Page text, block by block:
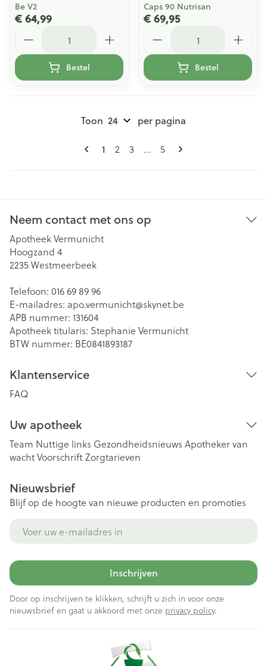
Be V2
€ 64,99
Bestel
Caps 90 Nutrisan
€ 69,95
Bestel
Pagina's
U lees momenteel pagina
1 Pagina
2 Pagina
3 ... Pagina
5
Toon per pagina
Neem contact met ons op
Apotheek Vermunicht
Hoogzand 4
2235Westmeerbeek
Telefoon: 016 69 89 96
E-mailadres: apo.vermunicht@skynet.be
APB nummer: 131604
Apotheek titularis: Stephanie Vermunicht
BTW nummer: BE0841893187
Klantenservice
FAQ
Uw apotheek
Team Nuttige links Gezondheidsnieuws Apotheker van
wachtVoorschriftZorgtarieven
Nieuwsbrief
Blijf op de hoogte van nieuwe producten en promoties
Inschrijven
Door op inschrijven te klikken, schrijft u zich in voor onze
nieuwsbrief en gaat u akkoord met onze privacy policy.